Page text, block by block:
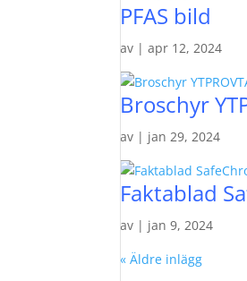
PFAS bild
av |apr 12, 2024
Broschyr
av | jan 29, 2024
Faktablad
av | jan 9, 2024
« Äldre inlägg